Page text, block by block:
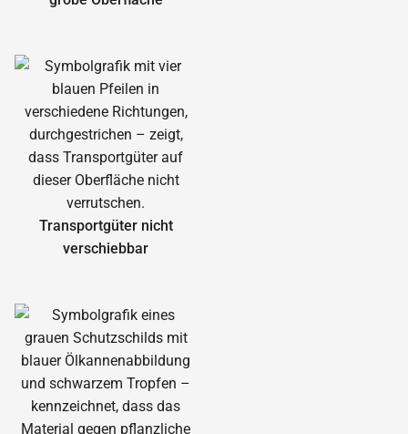
Transportgüter nicht
verschiebbar